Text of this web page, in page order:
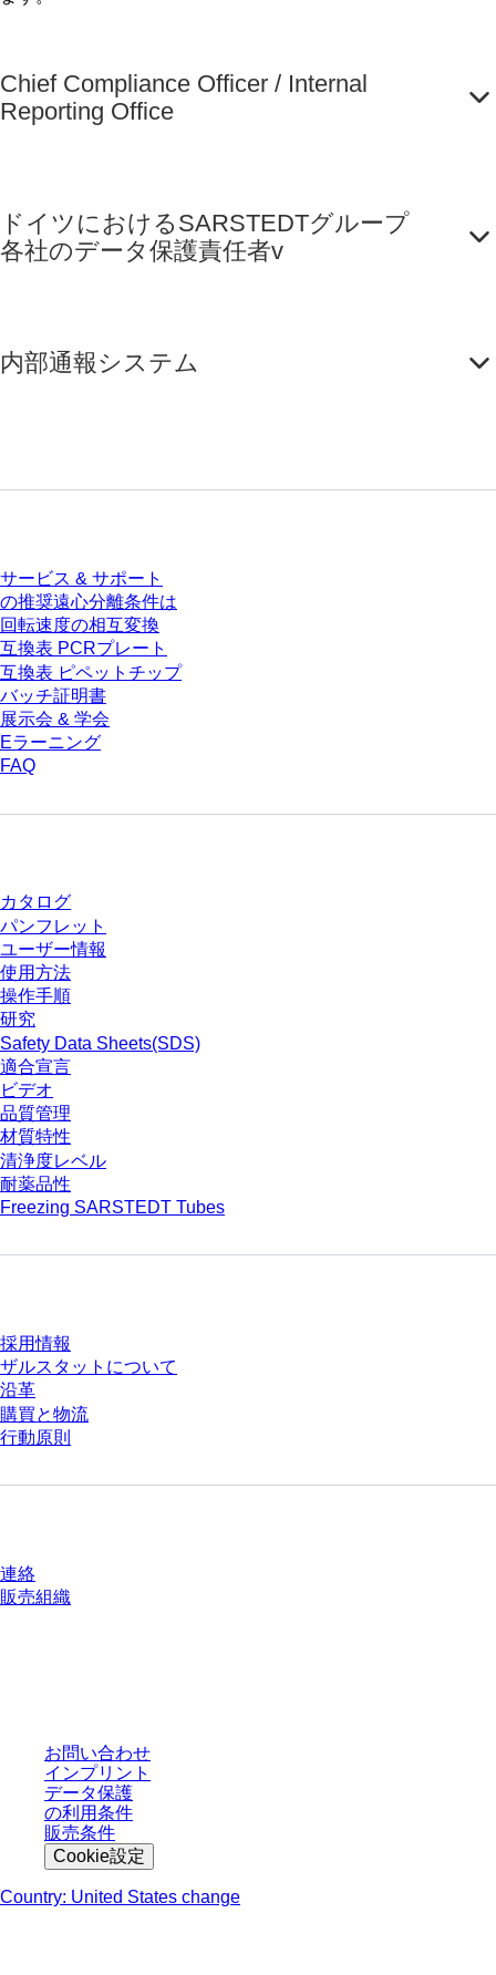
Chief Compliance Officer / Internal
Reporting Office
ドイツにおけるSARSTEDTグループ
各社のデータ保護責任者v
内部通報システム
サービス & サポート
の推奨遠心分離条件は
回転速度の相互変換
互換表 PCRプレート
互換表 ピペットチップ
バッチ証明書
展示会 & 学会
Eラーニング
FAQ
カタログ
パンフレット
ユーザー情報
使用方法
操作手順
研究
Safety Data Sheets(SDS)
適合宣言
ビデオ
品質管理
材質特性
清浄度レベル
耐薬品性
Freezing SARSTEDT Tubes
採用情報
ザルスタットについて
沿革
購買と物流
行動原則
連絡
販売組織
お問い合わせ
インプリント
データ保護
の利用条件
販売条件
Cookie設定
Country: United States change